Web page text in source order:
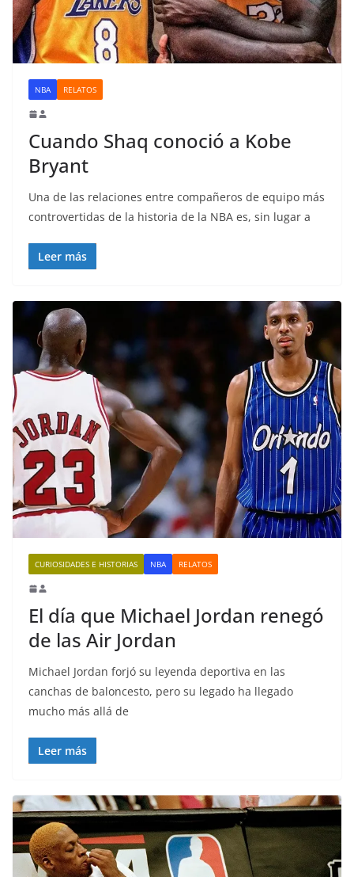
NBA RELATOS
Cuando Shaq conoció a Kobe
Bryant
Una de las relaciones entre compañeros de equipo más
controvertidas de la historia de la NBA es, sin lugar a
Leer más
CURIOSIDADES E HISTORIAS NBA RELATOS
El día que Michael Jordan renegó
de las Air Jordan
Michael Jordan forjó su leyenda deportiva en las
canchas de baloncesto, pero su legado ha llegado
mucho más allá de
Leer más